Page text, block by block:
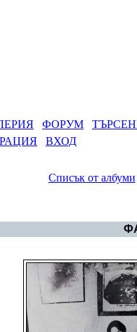
ФОРУМ
ВХОД
Списък от албуми